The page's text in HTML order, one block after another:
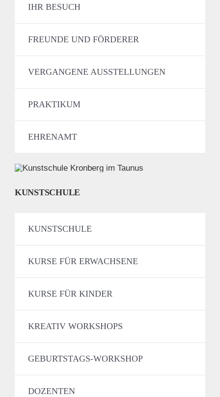
IHR BESUCH
FREUNDE UND FÖRDERER
VERGANGENE AUSSTELLUNGEN
PRAKTIKUM
EHRENAMT
KUNSTSCHULE
KUNSTSCHULE
KURSE FÜR ERWACHSENE
KURSE FÜR KINDER
KREATIV WORKSHOPS
GEBURTSTAGS-WORKSHOP
DOZENTEN